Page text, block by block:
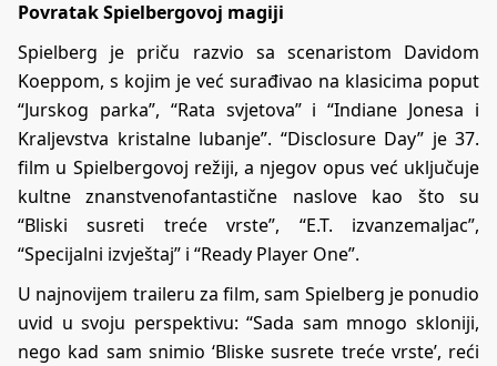
Povratak Spielbergovoj magiji
Spielberg je priču razvio sa scenaristom Davidom
Koeppom, s kojim je već surađivao na klasicima poput
“Jurskog parka”, “Rata svjetova” i “Indiane Jonesa i
Kraljevstva kristalne lubanje”. “Disclosure Day” je 37.
film u Spielbergovoj režiji, a njegov opus već uključuje
kultne znanstvenofantastične naslove kao što su
“Bliski susreti treće vrste”, “E.T. izvanzemaljac”,
“Specijalni izvještaj” i “Ready Player One”.
U najnovijem traileru za film, sam Spielberg je ponudio
uvid u svoju perspektivu: “Sada sam mnogo skloniji,
nego kad sam snimio ‘Bliske susrete treće vrste’, reći